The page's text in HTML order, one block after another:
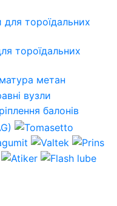
тороїдальних
метан
вузли
балонів